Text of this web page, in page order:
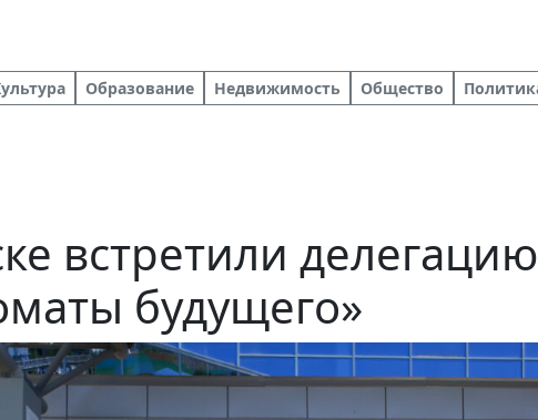
Образование Недвижимость Общество
встретили
будущего»